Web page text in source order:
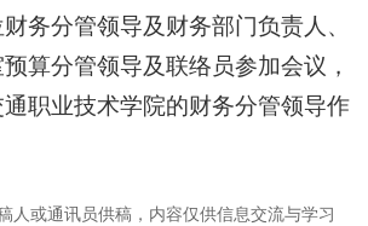
分管领导及财务部门负责人、
算分管领导及联络员参加会议，
职业技术学院的财务分管领导作
人或通讯员供稿，内容仅供信息交流与学习